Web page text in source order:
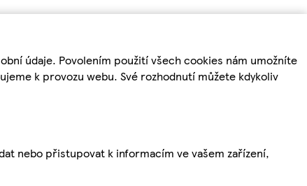
údaje. Povolením použití všech cookies nám umožníte
k provozu webu. Své rozhodnutí můžete kdykoliv
nebo přistupovat k informacím ve vašem zařízení,